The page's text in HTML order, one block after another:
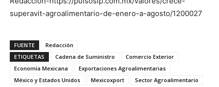
superavit-agroalimentario-de-enero-a-agosto/1200027
FUENTE
Redacción
ETIQUETAS
Cadena de Suministro
Comercio Exterior
Economía Mexicana
Exportaciones Agroalimentarias
México y Estados Unidos
Mexicoxport
Sector Agroalimentario